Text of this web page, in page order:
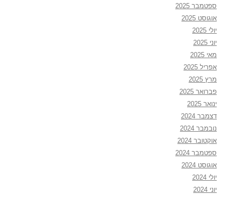
ספטמבר 2025
אוגוסט 2025
יולי 2025
יוני 2025
מאי 2025
אפריל 2025
מרץ 2025
פברואר 2025
ינואר 2025
דצמבר 2024
נובמבר 2024
אוקטובר 2024
ספטמבר 2024
אוגוסט 2024
יולי 2024
יוני 2024